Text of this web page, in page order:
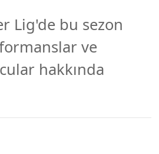
Lig'de bu sezon
ve
hakkında